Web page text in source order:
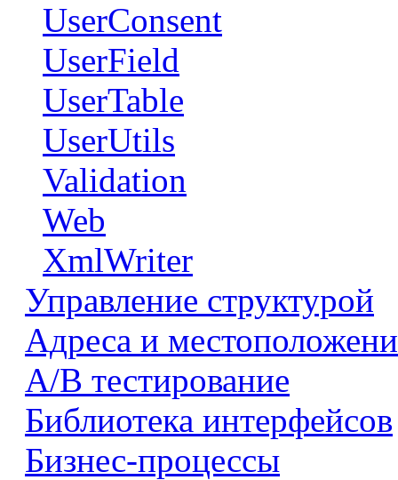
UserConsent
UserField
UserTable
UserUtils
Validation
Web
XmlWriter
Управление структурой
Адреса и
А/В тестирование
Библиотека интерфейсов
Бизнес-процессы